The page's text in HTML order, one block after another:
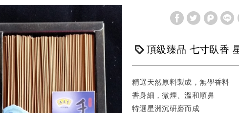
頂級臻品 七寸臥香
精選天然原料製成，無學香料
香身細，微煙、溫和順鼻
特選星洲沉研磨而成